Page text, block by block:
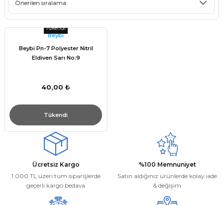
Tükendi
Beybi
Beybi Pn-7 Polyester Nitril
Eldiven Sarı No:9
40,00 ₺
Tükendi
Ücretsiz Kargo
1.000 TL üzeri tüm siparişlerde
geçerli kargo bedava
%100 Memnuniyet
Satın aldığınız ürünlerde kolay iade
& değişim